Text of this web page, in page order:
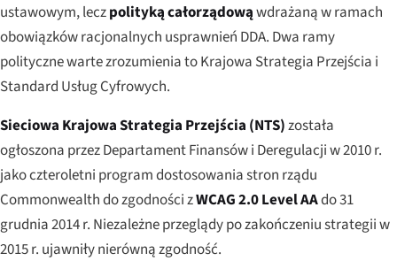
ustawowym, leczpolityką całorządowąwdrażaną w ramach
obowiązków racjonalnych usprawnień DDA. Dwa ramy
polityczne warte zrozumienia to Krajowa Strategia Przejścia i
Standard Usług Cyfrowych.
Sieciowa Krajowa Strategia Przejścia (NTS)została
ogłoszona przez Departament Finansów i Deregulacji w 2010 r.
jako czteroletni program dostosowania stron rządu
Commonwealth do zgodności zWCAG 2.0 Level AAdo 31
grudnia 2014 r. Niezależne przeglądy po zakończeniu strategii w
2015 r. ujawniły nierówną zgodność.